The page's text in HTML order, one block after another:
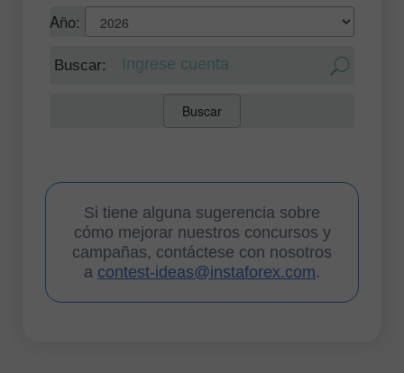
Año:
Buscar:
Buscar
Si tiene alguna sugerencia sobre
cómo mejorar nuestros concursos y
campañas, contáctese con nosotros
a contest-ideas@instaforex.com.